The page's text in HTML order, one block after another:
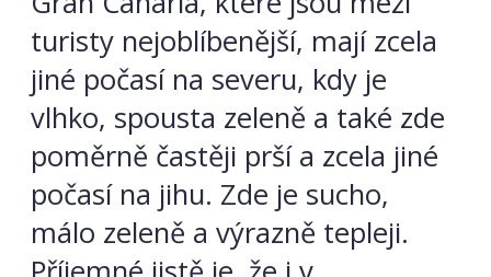
turisty nejoblíbenější, mají zcela
jiné počasí na severu, kdy je
vlhko, spousta zeleně a také zde
poměrně častěji prší a zcela jiné
počasí na jihu. Zde je sucho,
málo zeleně a výrazně tepleji.